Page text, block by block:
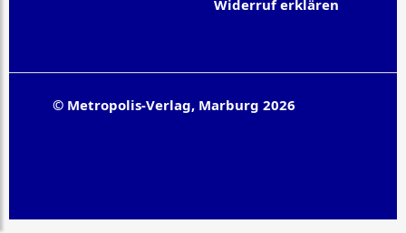
Widerruf erklären
© Metropolis-Verlag, Marburg 2026